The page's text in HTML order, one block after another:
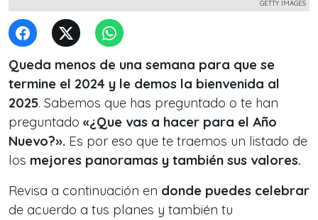
GETTY IMAGES
Queda menos de una semana para que se
termine el 2024 y le demos la bienvenida al
2025. Sabemos que has preguntado o te han
preguntado «¿Que vas a hacer para el Año
Nuevo?». Es por eso que te traemos un listado de
los mejores panoramas y también sus valores.
Revisa a continuación en donde puedes celebrar
de acuerdo a tus planes y también tu